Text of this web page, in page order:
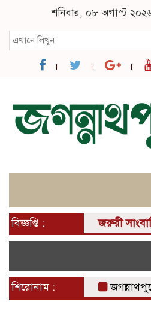
শনিবার, ০৮ অগাস্ট
বিজ্ঞপ্তি : জরুরী সাংবাদিক
শিরোনাম : জগন্নাথপুরে